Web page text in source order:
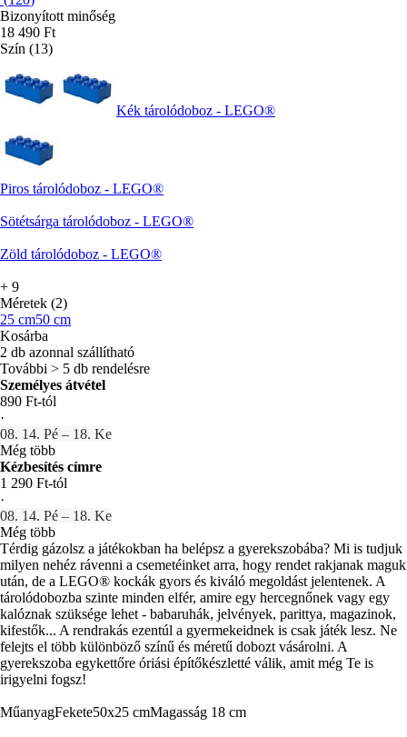
Bizonyított minőség
18 490 Ft
Szín (13)
Kék tárolódoboz - LEGO®
Piros tárolódoboz - LEGO®
Sötétsárga tárolódoboz - LEGO®
Zöld tárolódoboz - LEGO®
+ 9
Méretek (2)
25 cm50 cm
Kosárba
2 db azonnal szállítható
További > 5 db rendelésre
Személyes átvétel
890 Ft-tól
·
08. 14. Pé – 18. Ke
Még több
Kézbesítés címre
1 290 Ft-tól
·
08. 14. Pé – 18. Ke
Még több
Térdig gázolsz a játékokban ha belépsz a gyerekszobába? Mi is tudjuk
milyen nehéz rávenni a csemetéinket arra, hogy rendet rakjanak maguk
után, de a LEGO® kockák gyors és kiváló megoldást jelentenek. A
tárolódobozba szinte minden elfér, amire egy hercegnőnek vagy egy
kalóznak szüksége lehet - babaruhák, jelvények, parittya, magazinok,
kifestők... A rendrakás ezentúl a gyermekeidnek is csak játék lesz. Ne
felejts el több különböző színű és méretű dobozt vásárolni. A
gyerekszoba egykettőre óriási építőkészletté válik, amit még Te is
irigyelni fogsz!
MűanyagFekete50x25 cmMagasság 18 cm